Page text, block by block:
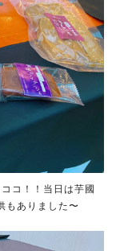
コ！！当日は芋國
もありました〜